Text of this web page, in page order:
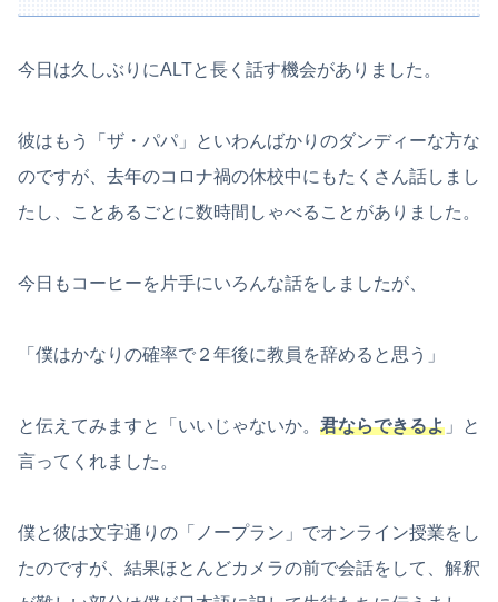
今日は久しぶりにALTと長く話す機会がありました。
彼はもう「ザ・パパ」といわんばかりのダンディーな方な
のですが、去年のコロナ禍の休校中にもたくさん話しまし
たし、ことあるごとに数時間しゃべることがありました。
今日もコーヒーを片手にいろんな話をしましたが、
「僕はかなりの確率で２年後に教員を辞めると思う」
と伝えてみますと「いいじゃないか。 君ならできるよ 」と
言ってくれました。
僕と彼は文字通りの「ノープラン」でオンライン授業をし
たのですが、結果ほとんどカメラの前で会話をして、解釈